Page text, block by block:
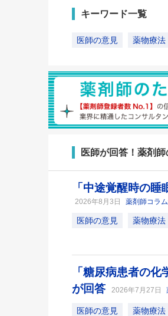
キーワード一覧
医師の意見 薬物療法
医師が回答！薬剤
「中途覚醒時の
2026年8月3日 薬剤師コラ
医師の意見 薬物療法
「糖尿病患者の
が回答
2026年7月27日
医師の意見 薬物療法